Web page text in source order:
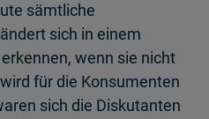
sämtliche
sich in einem
wenn sie nicht
für die Konsumenten
sich die Diskutanten